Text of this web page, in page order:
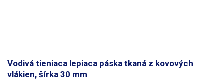
Vodivá tieniaca lepiaca páska tkaná z kovových
vlákien, šírka 30 mm